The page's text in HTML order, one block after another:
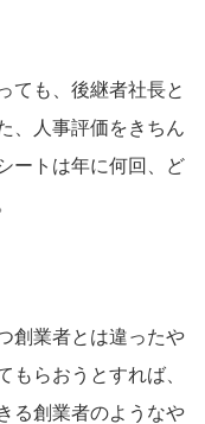
ても、後継者社長と
、人事評価をきちん
ートは年に何回、ど
創業者とは違ったや
もらおうとすれば、
る創業者のようなや